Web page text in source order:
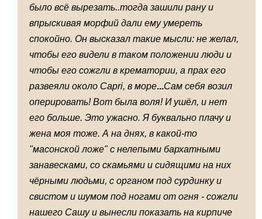
было всё вырезать..тогда зашили рану и
впрыскивая морфий дали ему умереть
спокойно. Он высказал такие мысли: не желал,
чтобы его видели в таком положении люди и
чтобы его сожгли в крематории, а прах его
развеяли около Capri, в море...Сам себя возил
оперировать! Вот была воля! И ушёл, и нет
его больше. Это ужасно. Я буквально плачу и
жена моя тоже. А на днях, в какой-то
"масонской ложе" с нелепыми бархатными
занавесками, со скамьями и сидящими на них
чёрными людьми, с органом под сурдинку и
свистом и шумом под ногами от огня - сожгли
нашего Сашу и вынесли показать на кирпиче